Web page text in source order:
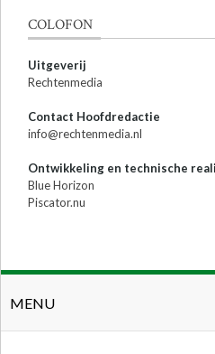
COLOFON
Uitgeverij
Rechtenmedia
Contact Hoofdredactie
info@rechtenmedia.nl
Ontwikkeling en technische
Blue Horizon
Piscator.nu
MENU